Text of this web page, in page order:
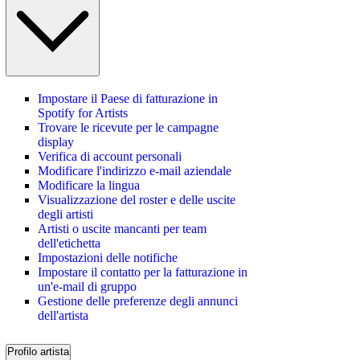
Impostare il Paese di fatturazione in
Spotify for Artists
Trovare le ricevute per le campagne
display
Verifica di account personali
Modificare l'indirizzo e-mail aziendale
Modificare la lingua
Visualizzazione del roster e delle uscite
degli artisti
Artisti o uscite mancanti per team
dell'etichetta
Impostazioni delle notifiche
Impostare il contatto per la fatturazione in
un'e-mail di gruppo
Gestione delle preferenze degli annunci
dell'artista
Profilo artista